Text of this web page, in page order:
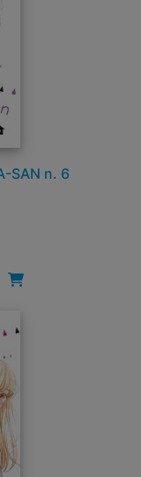
SAN n. 6